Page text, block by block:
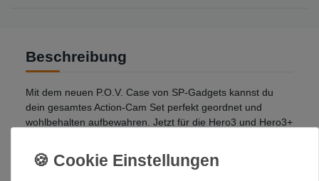
Beschreibung
Mit dem neuen P.O.V. Case von SP-Gadgets kannst du
dein gesamtes Action-Cam Set perfekt geordnet und
wohlbehalten aufbewahren. Jetzt für die Hero3 und Hero3+
vorgefertigtem Innenleben im Stande, deine Kamera
inklusive der wichtigsten Zubehörteile wie LCD / Wi-Fi